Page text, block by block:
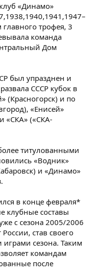
«Динамо»
главного трофея, 3
команда
Дом
был упразднен и
СССР кубок в
(Красногорск) и по
«Енисей»
«СКА» («СКА-
титулованными
«Водник»
и «Динамо»
в конце февраля*
клубные составы
с сезона 2005/2006
став своего
сезона. Таким
командам
после